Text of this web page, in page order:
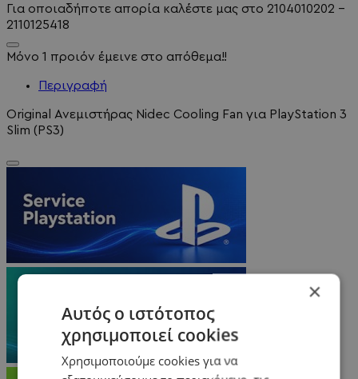
Για οποιαδήποτε απορία καλέστε μας στο 2104010202 -
2110125418
Μόνο 1 προιόν έμεινε στο απόθεμα!!
Περιγραφή
Original Ανεμιστήρας Nidec Cooling Fan για PlayStation 3
Slim (PS3)
×
Αυτός ο ιστότοπος
χρησιμοποιεί cookies
Χρησιμοποιούμε cookies για να